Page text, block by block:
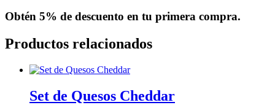
Obtén 5% de descuento en tu primera compra.
Productos relacionados
Set de Quesos Cheddar